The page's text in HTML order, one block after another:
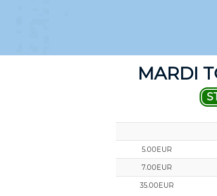
MARDI
5.00EUR
7.00EUR
35.00EUR